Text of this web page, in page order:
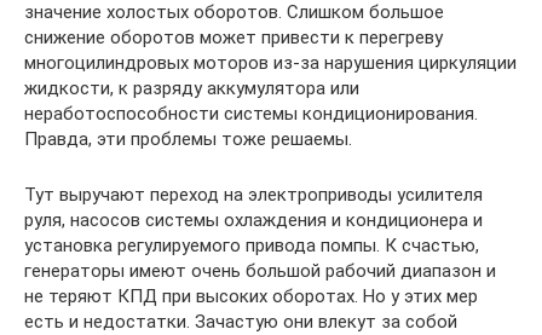
значение холостых оборотов. Слишком большое
снижение оборотов может привести к перегреву
многоцилиндровых моторов из-за нарушения циркуляции
жидкости, к разряду аккумулятора или
неработоспособности системы кондиционирования.
Правда, эти проблемы тоже решаемы.
Тут выручают переход на электроприводы усилителя
руля, насосов системы охлаждения и кондиционера и
установка регулируемого привода помпы. К счастью,
генераторы имеют очень большой рабочий диапазон и
не теряют КПД при высоких оборотах. Но у этих мер
есть и недостатки. Зачастую они влекут за собой